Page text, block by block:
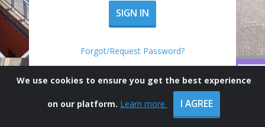
SIGN IN
Forgot/Request Password?
We use cookies to ensure you get the best experience
on our platform. Learn more I AGREE